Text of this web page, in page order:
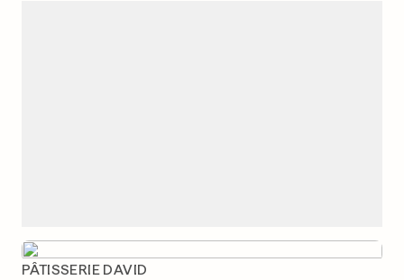
PÂTISSERIE DAVID